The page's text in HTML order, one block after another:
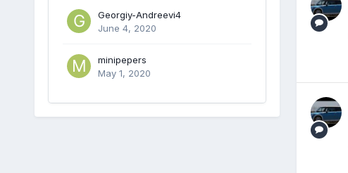
Georgiy-Andreevi4
June 4, 2020
minipepers
May 1, 2020